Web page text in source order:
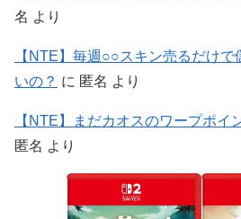
名 より
【NTE】毎週○○スキン売るだけ
いの？ に 匿名 より
【NTE】まだカオスのワープポイ
匿名 より